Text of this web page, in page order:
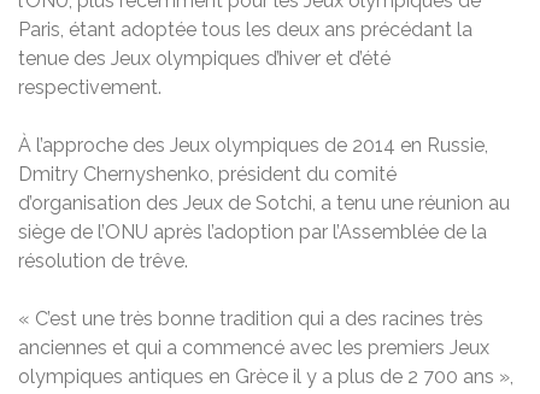
Paris, étant adoptée tous les deux ans précédant la
tenue des Jeux olympiques d’hiver et d’été
respectivement.
À l’approche des Jeux olympiques de 2014 en Russie,
Dmitry Chernyshenko, président du comité
d’organisation des Jeux de Sotchi, a tenu une réunion au
siège de l’ONU après l’adoption par l’Assemblée de la
résolution de trêve.
« C’est une très bonne tradition qui a des racines très
anciennes et qui a commencé avec les premiers Jeux
olympiques antiques en Grèce il y a plus de 2 700 ans »,